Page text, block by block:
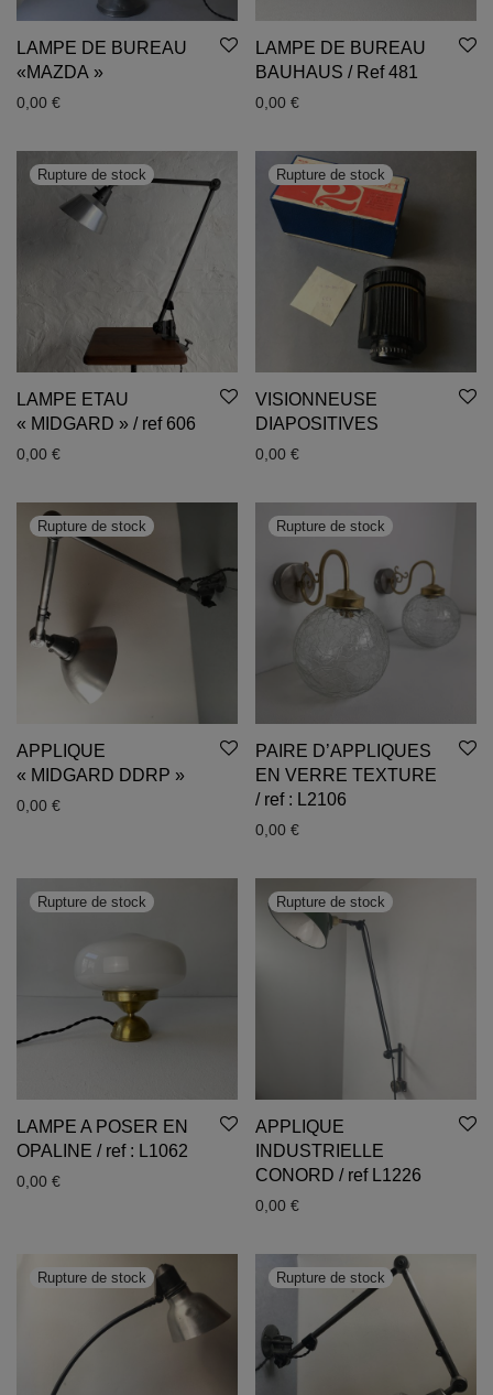
LAMPE DE BUREAU
«MAZDA »
0,00 €
LAMPE DE BUREAU
BAUHAUS / Ref 481
0,00 €
LAMPE ETAU
« MIDGARD » / ref 606
0,00 €
VISIONNEUSE
DIAPOSITIVES
0,00 €
APPLIQUE
« MIDGARD DDRP »
0,00 €
PAIRE D’APPLIQUES
EN VERRE TEXTURE
/ ref : L2106
0,00 €
LAMPE A POSER EN
OPALINE / ref : L1062
0,00 €
APPLIQUE
INDUSTRIELLE
CONORD / ref L1226
0,00 €